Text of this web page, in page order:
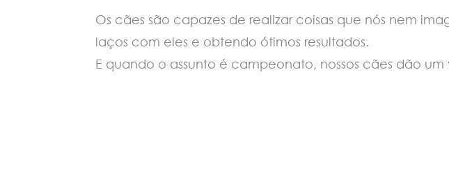
Os cães são capazes de realizar coisas que nós nem
laços com eles e obtendo ótimos resultados.
E quando o assunto é campeonato, nossos cães dão